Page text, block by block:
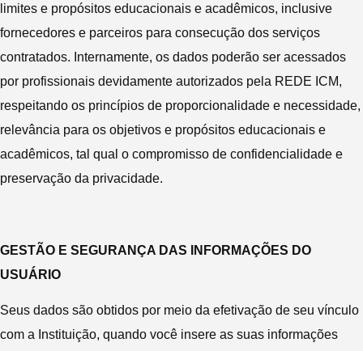
limites e propósitos educacionais e acadêmicos, inclusive
fornecedores e parceiros para consecução dos serviços
contratados. Internamente, os dados poderão ser acessados
por profissionais devidamente autorizados pela REDE ICM,
respeitando os princípios de proporcionalidade e necessidade,
relevância para os objetivos e propósitos educacionais e
acadêmicos, tal qual o compromisso de confidencialidade e
preservação da privacidade.
GESTÃO E SEGURANÇA DAS INFORMAÇÕES DO
USUÁRIO
Seus dados são obtidos por meio da efetivação de seu vínculo
com a Instituição, quando você insere as suas informações